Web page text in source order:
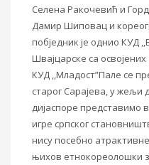
Селена Ракочевић и
Дамир Шиповац и
побједник је однио КУД
Швајцарске са
КУД ,,Младост”Пале се
старог Сарајева, у
дијаспоре
игре српског
нису посебно
њихов етнокореолошки